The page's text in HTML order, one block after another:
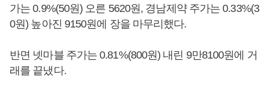
가는 0.9%(50원) 오른 5620원, 경남제약 주가는 0.33%(3
0원) 높아진 9150원에 장을 마무리했다.
반면 넷마블 주가는 0.81%(800원) 내린 9만8100원에 거
래를 끝냈다.